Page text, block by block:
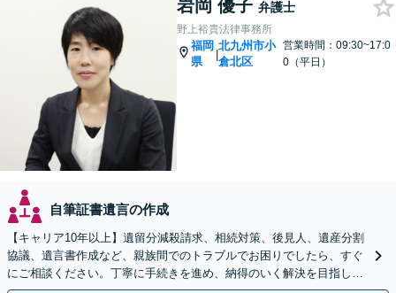
岩岡 優子 弁護士
野上裕貴法律事務所
福岡
県
|
北九州市小
倉北区
営業時間：09:30~17:0
0（平日）
自筆証書遺言の作成
【キャリア10年以上】遺留分減殺請求、相続対策、後見人、遺産分割
協議、遺言書作成など、親族間でのトラブルでお困りでしたら、すぐ
にご相談ください。丁寧に手続きを進め、納得のいく解決を目指しま